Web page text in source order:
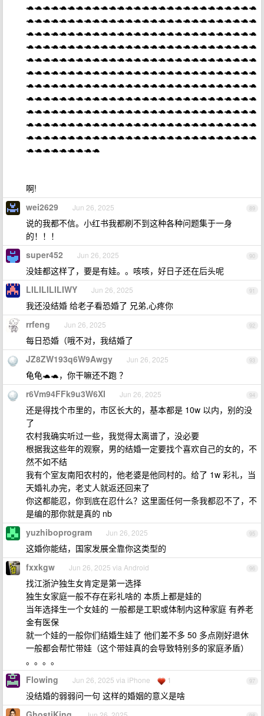
🐢🐢🐢🐢🐢🐢🐢🐢🐢🐢🐢🐢🐢🐢🐢🐢🐢🐢🐢🐢🐢🐢🐢🐢🐢🐢🐢🐢
🐢🐢🐢🐢🐢🐢🐢🐢🐢🐢🐢🐢🐢🐢🐢🐢🐢🐢🐢🐢🐢🐢🐢🐢🐢🐢🐢🐢
🐢🐢🐢🐢🐢🐢🐢🐢🐢🐢🐢🐢🐢🐢🐢🐢🐢🐢🐢🐢🐢🐢🐢🐢🐢🐢🐢🐢
🐢🐢🐢🐢🐢🐢🐢🐢🐢🐢🐢🐢🐢🐢🐢🐢🐢🐢🐢🐢🐢🐢🐢🐢🐢🐢🐢🐢
🐢🐢🐢🐢🐢🐢🐢🐢🐢🐢🐢🐢🐢🐢🐢🐢🐢🐢🐢🐢🐢🐢🐢🐢🐢🐢🐢🐢
🐢🐢🐢🐢🐢🐢🐢🐢🐢🐢🐢🐢🐢🐢🐢🐢🐢🐢🐢🐢🐢🐢🐢🐢🐢🐢🐢🐢
🐢🐢🐢🐢🐢🐢🐢🐢🐢🐢🐢🐢🐢🐢🐢🐢🐢🐢🐢🐢🐢🐢🐢🐢🐢🐢🐢🐢
🐢🐢🐢🐢🐢🐢🐢🐢🐢🐢🐢🐢🐢🐢🐢🐢🐢🐢🐢🐢🐢🐢🐢🐢🐢🐢🐢🐢
🐢🐢🐢🐢🐢🐢🐢🐢🐢🐢🐢🐢🐢🐢🐢🐢🐢🐢🐢🐢🐢🐢🐢🐢🐢🐢🐢🐢
🐢🐢🐢🐢🐢🐢🐢🐢🐢🐢🐢🐢🐢🐢🐢🐢🐢🐢🐢🐢🐢🐢🐢🐢🐢🐢🐢🐢
🐢🐢🐢🐢🐢🐢🐢🐢🐢🐢🐢🐢🐢🐢🐢🐢🐢🐢🐢🐢🐢🐢🐢🐢🐢🐢🐢🐢
🐢🐢🐢🐢🐢🐢🐢🐢🐢
啊!
89
wei2629 Jun 26, 2025
说的我都不信。小红书我都刷不到这种各种问题集于一身
的！！！
90
super452 Jun 26, 2025
没娃都这样了，要是有娃。。咳咳，好日子还在后头呢
91
LILILILILIWY Jun 26, 2025
我还没结婚 给老子看恐婚了 兄弟,心疼你
92
rrfeng Jun 26, 2025
每日恐婚（哦不对，我结婚了
93
JZ8ZW193q6W9Awgy Jun 26, 2025
龟龟🐢🐢，你干嘛还不跑 ？
94
r6Vm94FFk9u3W6XI Jun 26, 2025
还是得找个市里的，市区长大的，基本都是 10w 以内，别的没
了
农村我确实听过一些，我觉得太离谱了，没必要
根据我这些年的观察，男的结婚一定要找个喜欢自己的女的，不
然不如不结
我有个室友南阳农村的，他老婆是他同村的。给了 1w 彩礼，当
天婚礼办完，老丈人就返还回来了
你这都能忍，你到底在忍什么？这里面任何一条我都忍不了，不
是编的那你就是真的 nb
95
yuzhiboprogram Jun 26, 2025
这婚你能结，国家发展全靠你这类型的
96
fxxkgw Jun 26, 2025 via Android
找江浙沪独生女肯定是第一选择
独生女家庭一般不存在彩礼啥的 本质上都是娃的
当年选择生一个女娃的 一般都是工职或体制内这种家庭 有养老
金有医保
就一个娃的一般你们结婚生娃了 他们差不多 50 多点刚好退休
一般都会帮忙带娃（这个带娃真的会导致特别多的家庭矛盾）
。。。。
97
Flowing Jun 26, 2025 via iPhone 1
没结婚的弱弱问一句 这样的婚姻的意义是啥